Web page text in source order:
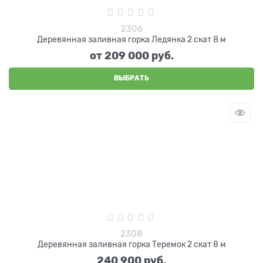
2306
Деревянная заливная горка Ледянка 2 скат 8 м
от209 000 руб.
ВЫБРАТЬ
2308
Деревянная заливная горка Теремок 2 скат 8 м
240 900 руб.